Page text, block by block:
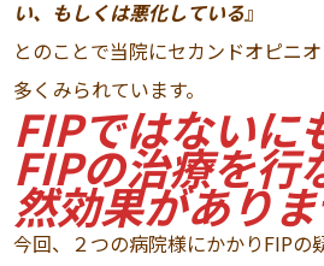
い、もしくは悪化している』
とのことで当院にセカンドオピニ
多くみられています。
FIPではないに
FIPの治療を行
然効果があり
今回、２つの病院様にかかりFIPの